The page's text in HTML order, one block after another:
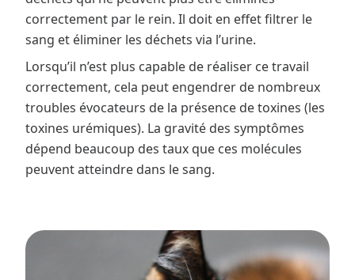
correctement par le rein. Il doit en effet filtrer le
sang et éliminer les déchets via l’urine.
Lorsqu’il n’est plus capable de réaliser ce travail
correctement, cela peut engendrer de nombreux
troubles évocateurs de la présence de toxines (les
toxines urémiques). La gravité des symptômes
dépend beaucoup des taux que ces molécules
peuvent atteindre dans le sang.